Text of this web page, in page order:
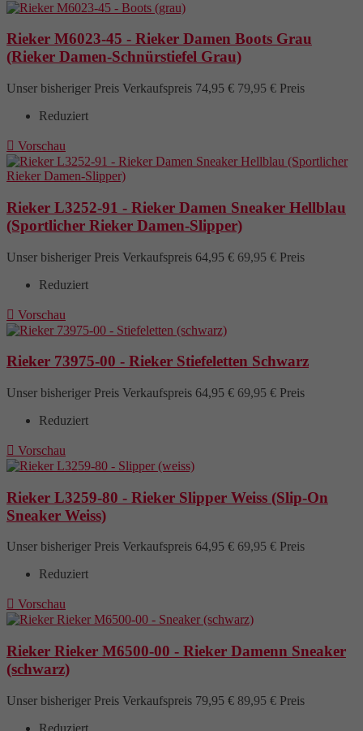
Rieker M6023-45 - Rieker Damen Boots Grau
(Rieker Damen-Schnürstiefel Grau)
Unser bisheriger Preis Verkaufspreis 74,95 € 79,95 € Preis
Reduziert
 Vorschau
Rieker L3252-91 - Rieker Damen Sneaker Hellblau
(Sportlicher Rieker Damen-Slipper)
Unser bisheriger Preis Verkaufspreis 64,95 € 69,95 € Preis
Reduziert
 Vorschau
Rieker 73975-00 - Rieker Stiefeletten Schwarz
Unser bisheriger Preis Verkaufspreis 64,95 € 69,95 € Preis
Reduziert
 Vorschau
Rieker L3259-80 - Rieker Slipper Weiss (Slip-On
Sneaker Weiss)
Unser bisheriger Preis Verkaufspreis 64,95 € 69,95 € Preis
Reduziert
 Vorschau
Rieker Rieker M6500-00 - Rieker Damenn Sneaker
(schwarz)
Unser bisheriger Preis Verkaufspreis 79,95 € 89,95 € Preis
Reduziert